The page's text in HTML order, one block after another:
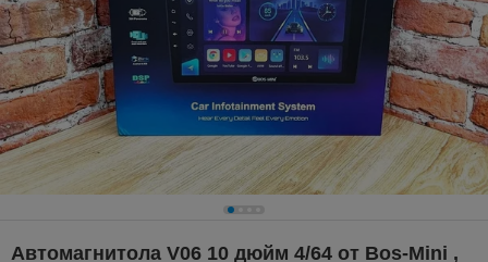
Автомагнитола V06 10 дюйм 4/64 от Bos-Mini ,